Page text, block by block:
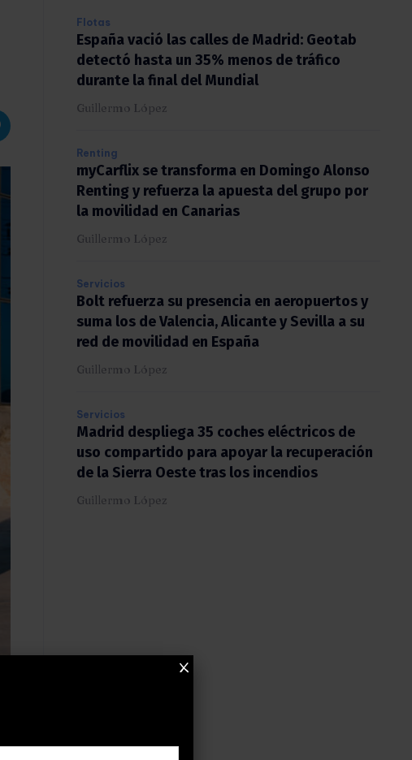
Flotas
España vació las calles de Madrid: Geotab
detectó hasta un 35% menos de tráfico
durante la final del Mundial
Guillermo López
Renting
myCarflix se transforma en Domingo Alonso
Renting y refuerza la apuesta del grupo por
la movilidad en Canarias
Guillermo López
Servicios
Bolt refuerza su presencia en aeropuertos y
suma los de Valencia, Alicante y Sevilla a su
red de movilidad en España
Guillermo López
Servicios
Madrid despliega 35 coches eléctricos de
uso compartido para apoyar la recuperación
de la Sierra Oeste tras los incendios
Guillermo López
X